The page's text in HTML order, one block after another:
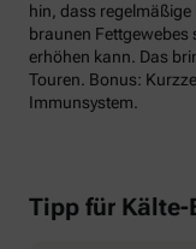
hin, dass
braunen Fettgewebes
erhöhen kann. Das
Touren. Bonus:
Immunsystem.
Tipp für